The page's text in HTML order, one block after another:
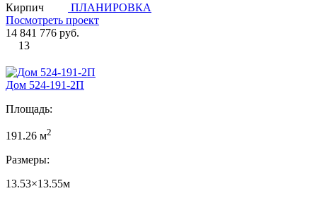
Кирпич
ПЛАНИРОВКА
Посмотреть проект
14 841 776 руб.
13
Дом 524-191-2П
Площадь:
191.26 м2
Размеры:
13.53×13.55м